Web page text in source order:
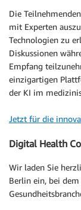
Die
mit Experten
Technologien zu
Diskussionen
Empfang
einzigartigen
der KI im
Jetzt für die
Digital Health
Wir laden Sie
Berlin ein, bei